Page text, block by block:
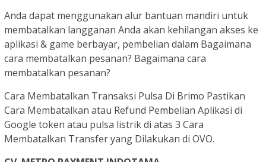
Anda dapat menggunakan alur bantuan mandiri untuk
membatalkan langganan Anda akan kehilangan akses ke
aplikasi & game berbayar, pembelian dalam Bagaimana
cara membatalkan pesanan? Bagaimana cara
membatalkan pesanan?
Cara Membatalkan Transaksi Pulsa Di Brimo Pastikan
Cara Membatalkan atau Refund Pembelian Aplikasi di
Google token atau pulsa listrik di atas 3 Cara
Membatalkan Transfer yang Dilakukan di OVO.